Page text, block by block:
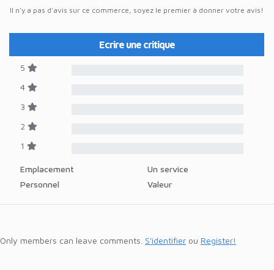
Il n'y a pas d'avis sur ce commerce, soyez le premier à donner votre avis!
Ecrire une critique
5
4
3
2
1
Emplacement
Un service
Personnel
Valeur
Only members can leave comments. S'identifier ou Register!